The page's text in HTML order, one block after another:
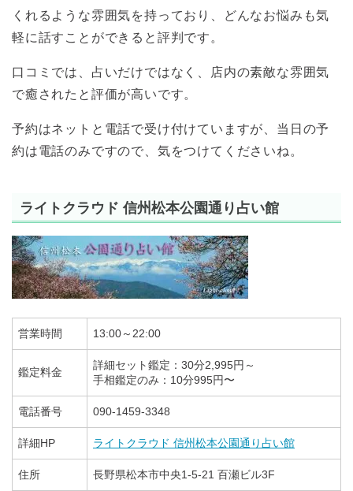
くれるような雰囲気を持っており、どんなお悩みも気
軽に話すことができると評判です。
口コミでは、占いだけではなく、店内の素敵な雰囲気
で癒されたと評価が高いです。
予約はネットと電話で受け付けていますが、当日の予
約は電話のみですので、気をつけてくださいね。
ライトクラウド 信州松本公園通り占い館
営業時間 13:00～22:00
鑑定料金
詳細セット鑑定：30分2,995円～
手相鑑定のみ：10分995円〜
電話番号 090-1459-3348
詳細HP ライトクラウド 信州松本公園通り占い館
住所 長野県松本市中央1-5-21 百瀬ビル3F